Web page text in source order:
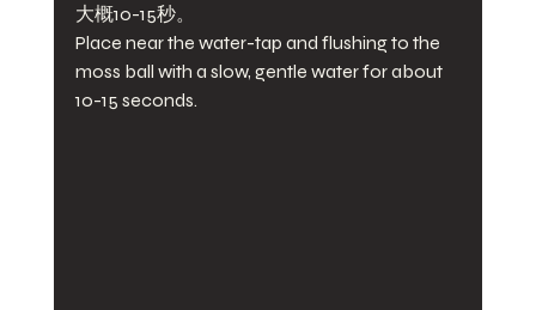
大概10-15秒。
Place near the water-tap and flushing to the
moss ball with a slow, gentle water for about
10-15 seconds.